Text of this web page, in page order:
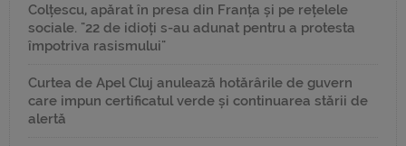
Colțescu, apărat în presa din Franța și pe rețelele
sociale. "22 de idioți s-au adunat pentru a protesta
împotriva rasismului"
Curtea de Apel Cluj anulează hotărârile de guvern
care impun certificatul verde și continuarea stării de
alertă